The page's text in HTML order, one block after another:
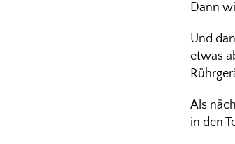
Dann
Und
etwas
Als
in den